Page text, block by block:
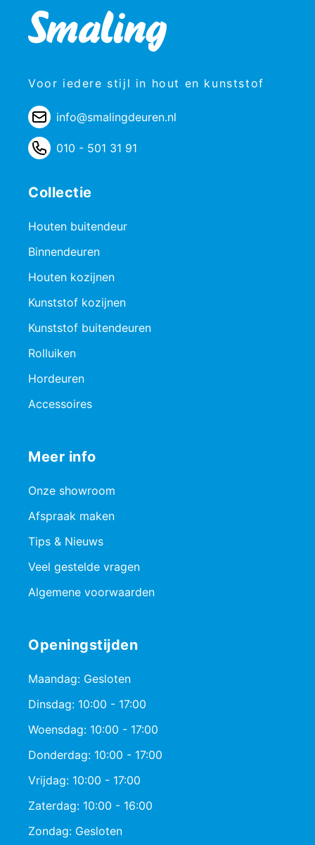
Voor iedere stijl in hout en kunststof
info@smalingdeuren.nl
010 - 501 31 91
Collectie
Houten buitendeur
Binnendeuren
Houten kozijnen
Kunststof kozijnen
Kunststof buitendeuren
Rolluiken
Hordeuren
Accessoires
Meer info
Onze showroom
Afspraak maken
Tips & Nieuws
Veel gestelde vragen
Algemene voorwaarden
Openingstijden
Maandag: Gesloten
Dinsdag: 10:00 - 17:00
Woensdag: 10:00 - 17:00
Donderdag: 10:00 - 17:00
Vrijdag: 10:00 - 17:00
Zaterdag: 10:00 - 16:00
Zondag: Gesloten